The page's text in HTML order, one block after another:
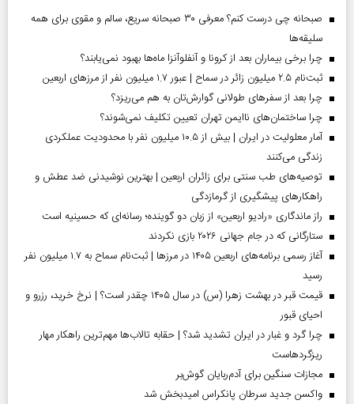
صبحانه چی درست کنم؟ معرفی ۳۰ صبحانه سریع، سالم و مقوی برای همه
سلیقه‌ها
چرا برخی بیماران بعد از کرونا و آنفلوآنزا ماه‌ها بهبود نمی‌یابند؟
ثبت‌نام ۲.۵ میلیون زائر در سماح | عبور ۱.۷ میلیون نفر از مرز‌های اربعین
چرا بعد از سفرهای طولانی گوارش‌تان به هم می‌ریزد؟
چرا ساختمان‌های ناایمن تهران تعیین تکلیف نمی‌شوند؟
آمار معلولیت در ایران | بیش از ۱۰.۵ میلیون نفر با محدودیت عملکردی
زندگی می‌کنند
توصیه‌های طب سنتی برای زائران اربعین | بهترین نوشیدنی ضد عطش و
راهکارهای پیشگیری از گرمازدگی
راز ماندگاری «رادیو اربعین» از زبان دو گوینده؛ رسانه‌ای که حسینیه است
ستارگانی که در جام جهانی ۲۰۲۶ بازی نکردند
آغاز رسمی برنامه‌های اربعین ۱۴۰۵ در مرز‌ها | ثبت‌نام سماح به ۱.۷ میلیون نفر
رسید
قیمت قبر در بهشت زهرا (س) در سال ۱۴۰۵ چقدر است؟ | نرخ خرید، رزرو و
احیای قبور
چرا گرد و غبار در ایران تشدید شد؟ | حقابه تالاب‌ها مهم‌ترین راهکار مهار
ریزگردهاست
مجازات سنگین برای آدم‌ربایان گوش‌بر
واکسن جدید سرطان پانکراس امیدبخش شد